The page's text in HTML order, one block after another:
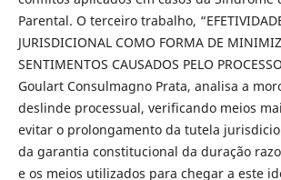
Parental. O terceiro trabalho,
JURISDICIONAL COMO FORMA DE
SENTIMENTOS CAUSADOS PELO
Goulart Consulmagno Prata, analisa a
deslinde processual, verificando meios
evitar o prolongamento da tutela
da garantia constitucional da duração
e os meios utilizados para chegar a este